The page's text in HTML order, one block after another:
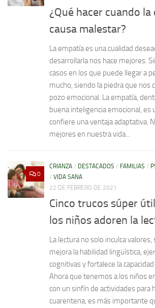
¿Qué hacer cuando
causa malestar?
La empatía es una cualidad
desarrollarla nos hace mejores.
casos en los que puede llegar a
mucho, siendo la piedra que nos
pozo emocional. La empatía,
buena inteligencia emocional, es
confiere una ventaja adaptativa.
mejores en nuestra vida...
0
CRIANZA / DESTACADOS / FAMILIAS /
/ VIDA SANA
22 DE FEBRERO DE 2021
Cinco trucos súper
los niños adoren la
La lectura no solo inculca
mejora la habilidad lingüística,
cognitivas y fortalece la
Ahora que tenemos a los niños
con un sinfín de actividades para
cuarentena, es más importante